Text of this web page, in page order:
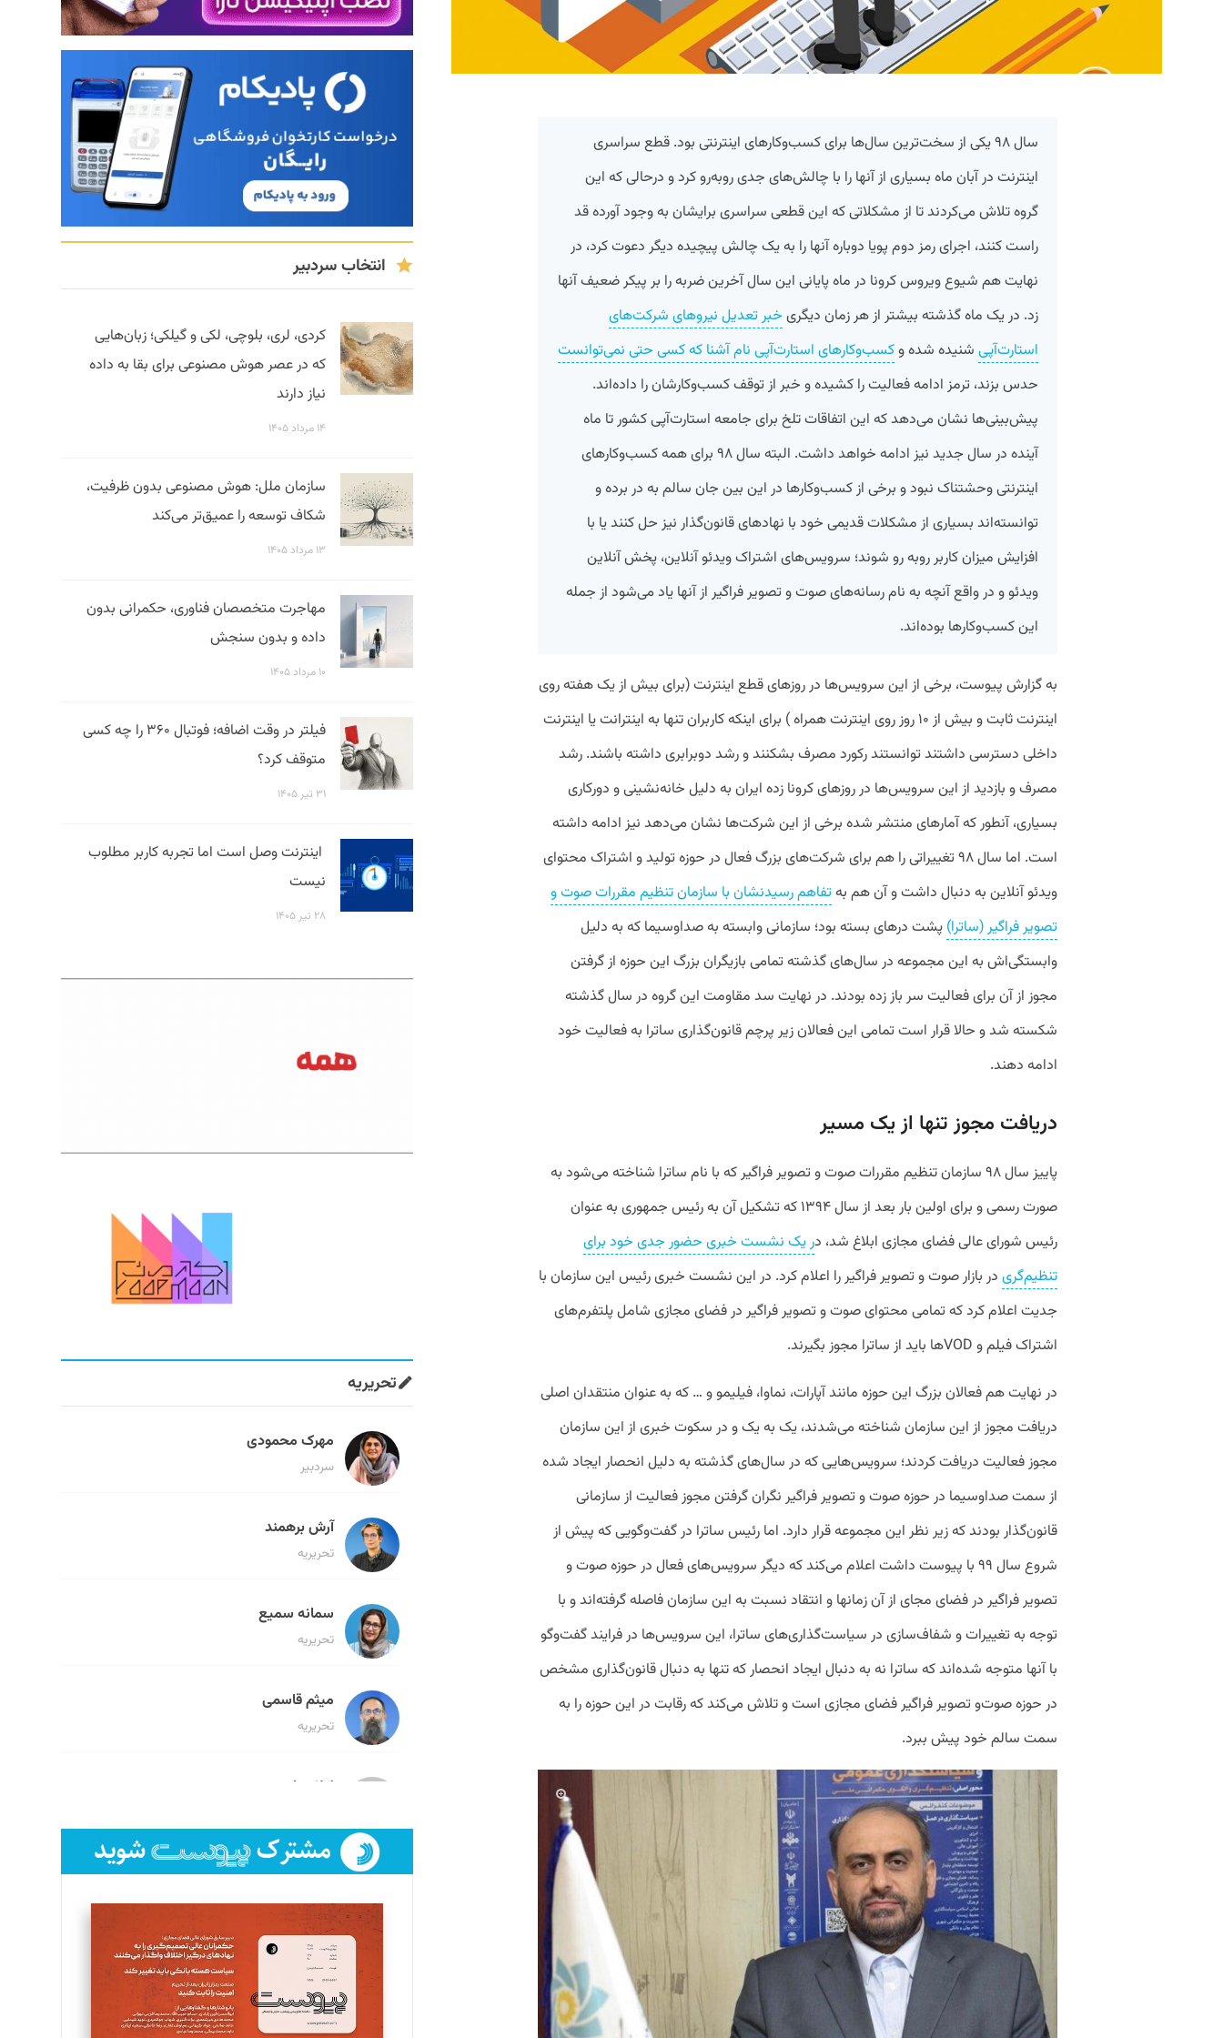
سال ۹۸ یکی از سخت‌ترین سال‌ها برای کسب‌وکارهای اینترنتی بود. قطع سراسری
اینترنت در آبان ماه بسیاری از آنها را با چالش‌های جدی روبه‌رو کرد و درحالی که این
گروه تلاش می‌کردند تا از مشکلاتی که این قطعی سراسری برایشان به وجود آورده قد
راست کنند، اجرای رمز دوم پویا دوباره آنها را به یک چالش پیچیده دیگر دعوت کرد، در
نهایت هم شیوع ویروس کرونا در ماه پایانی این سال آخرین ضربه را بر پیکر ضعیف آنها
زد. در یک ماه گذشته بیشتر از هر زمان دیگری خبر تعدیل نیروهای شرکت‌های
استارت‌آپی شنیده شده وکسب‌وکارهای استارت‌آپی نام آشنا که کسی حتی نمی‌توانست
حدس بزند، ترمز ادامه فعالیت را کشیده و خبر از توقف کسب‌وکارشان را داده‌اند.
پیش‌بینی‌ها نشان می‌دهد که این اتفاقات تلخ برای جامعه استارت‌آپی کشور تا ماه‌
آینده در سال جدید نیز ادامه خواهد داشت. البته سال ۹۸ برای همه کسب‌وکارهای
اینترنتی وحشتناک نبود و برخی از کسب‌وکارها در این بین جان سالم به در برده و
توانسته‌اند بسیاری از مشکلات قدیمی خود با نهادهای قانون‌گذار نیز حل کنند یا با
افزایش میزان کاربر روبه رو شوند؛ سرویس‌های اشتراک ویدئو آنلاین، پخش آنلاین
ویدئو و در واقع آنچه به نام رسانه‌های صوت و تصویر فراگیر از آنها یاد می‌شود از جمله
این کسب‌وکارها بوده‌اند.
به گزارش پیوست،‌ برخی از این سرویس‌ها در روزهای قطع اینترنت (برای بیش از یک هفته روی
اینترنت ثابت و بیش از ۱۰ روز روی اینترنت همراه ) برای اینکه کاربران تنها به اینترانت یا اینترنت
داخلی دسترسی داشتند توانستند رکورد مصرف بشکنند و رشد دوبرابری داشته باشند. رشد
مصرف و بازدید از این سرویس‌ها در روزهای کرونا زده ایران به دلیل خانه‌نشینی و دورکاری
بسیاری، آنطور که آمارهای منتشر شده برخی از این شرکت‌ها نشان می‌دهد نیز ادامه داشته
است. اما سال ۹۸ تغییراتی را هم برای شرکت‌های بزرگ فعال در حوزه تولید و اشتراک محتوای
ویدئو آنلاین به دنبال داشت و آن هم بهتفاهم رسیدنشان با سازمان تنظیم مقررات صوت و
تصویر فراگیر (ساترا) پشت درهای بسته بود؛ سازمانی وابسته به صداوسیما که به دلیل
وابستگی‌‌اش به این مجموعه در سال‌های گذشته تمامی بازیگران بزرگ این حوزه از گرفتن
مجوز از آن برای فعالیت سر باز زده بودند. در نهایت سد مقاومت این گروه در سال گذشته
شکسته شد و حالا قرار است تمامی این فعالان زیر پرچم قانون‌گذاری ساترا به فعالیت خود
ادامه دهند.
دریافت مجوز تنها از یک مسیر
پاییز سال ۹۸ سازمان تنظیم مقررات صوت و تصویر فراگیر که با نام ساترا شناخته می‌شود به
صورت رسمی و برای اولین بار بعد از سال ۱۳۹۴ که تشکیل آن به رئیس جمهوری به عنوان
رئیس شورای عالی فضای مجازی ابلاغ شد، در یک نشست خبری حضور جدی خود برای
تنظیم‌گری در بازار صوت و تصویر فراگیر را اعلام کرد. در این نشست خبری رئیس این سازمان با
جدیت اعلام کرد که تمامی محتوای صوت و تصویر فراگیر در فضای مجازی شامل پلتفرم‌های
اشتراک فیلم و VODها باید از ساترا مجوز بگیرند.
در نهایت هم فعالان بزرگ این حوزه مانند آپارات، نماوا،‌ فیلیمو و … که به عنوان منتقدان اصلی
دریافت مجوز از این سازمان شناخته می‌شدند، یک به یک و در سکوت خبری از این سازمان
مجوز فعالیت دریافت کردند؛ سرویس‌هایی که در سال‌های گذشته به دلیل انحصار ایجاد شده
از سمت صدا‌وسیما در حوزه صوت و تصویر فراگیر نگران گرفتن مجوز فعالیت از سازمانی
قانون‌گذار بودند که زیر نظر این مجموعه قرار دارد. اما رئیس ساترا در گفت‌وگویی که پیش از
شروع سال ۹۹ با پیوست داشت اعلام می‌کند که دیگر سرویس‌های فعال در حوزه صوت و
تصویر فراگیر در فضای مجای از آن زمانها و انتقاد نسبت به این سازمان فاصله گرفته‌اند و با
توجه به تغییرات و شفاف‌سازی در سیاست‌گذاری‌های ساترا،‌ این سرویس‌ها در فرایند گفت‌وگو
با آنها متوجه شده‌اند که ساترا نه به دنبال ایجاد انحصار که تنها به دنبال قانون‌گذاری مشخص
در حوزه صوت‌و تصویر فراگیر فضای مجازی است و تلاش می‌کند که رقابت در این حوزه را به
سمت سالم خود پیش ببرد.
انتخاب سردبیر
کردی، لری، بلوچی، لکی و گیلکی؛ زبان‌هایی
که در عصر هوش مصنوعی برای بقا به داده
نیاز دارند
۱۴ مرداد ۱۴۰۵
سازمان ملل: هوش مصنوعی بدون ظرفیت،
شکاف توسعه را عمیق‌تر می‌کند
۱۳ مرداد ۱۴۰۵
مهاجرت متخصصان فناوری، حکمرانی بدون
داده و بدون سنجش
۱۰ مرداد ۱۴۰۵
فیلتر در وقت اضافه؛ فوتبال ۳۶۰ را چه کسی
متوقف کرد؟
۳۱ تیر ۱۴۰۵
اینترنت وصل است اما تجربه کاربر مطلوب
نیست
۲۸ تیر ۱۴۰۵
تحریریه
مهرک محمودی
سردبیر
آرش برهمند
تحریریه
سمانه سمیع
تحریریه
میثم قاسمی
تحریریه
لیلا حنارود
فائزه فتحی رستمی
تحریریه
سروش کرمیان
تحریریه